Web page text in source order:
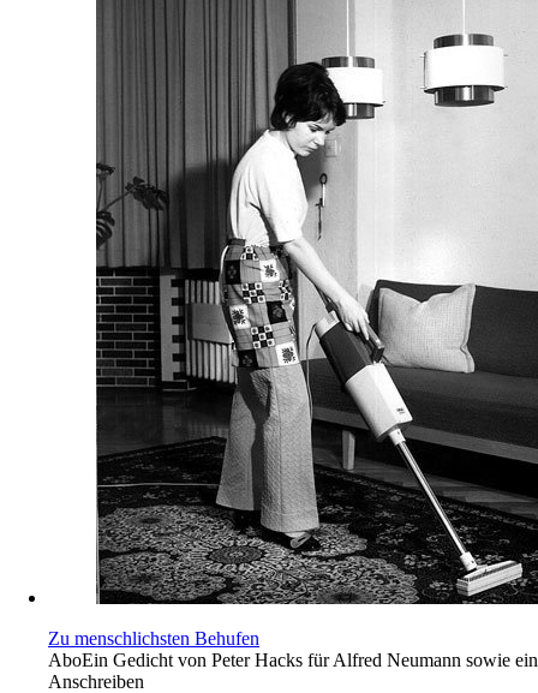
Zu menschlichsten Behufen
AboEin Gedicht von Peter Hacks für Alfred Neumann sowie ein
Anschreiben